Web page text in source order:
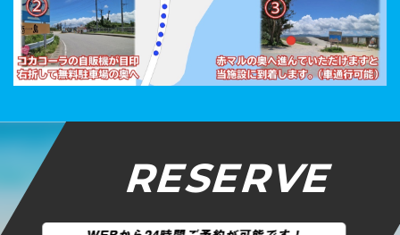
RESERVE